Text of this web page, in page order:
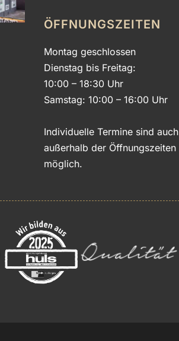
ÖFFNUNGSZEITEN
Montag geschlossen
Dienstag bis Freitag:
10:00 – 18:30 Uhr
Samstag: 10:00 – 16:00 Uhr
Individuelle Termine sind auch
außerhalb der Öffnungszeiten
möglich.